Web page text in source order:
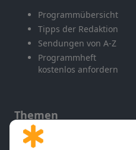
Programmübersicht
Tipps der Redaktion
Sendungen von A-Z
Programmheft
kostenlos anfordern
Themen
Gott und Bibel erklärt